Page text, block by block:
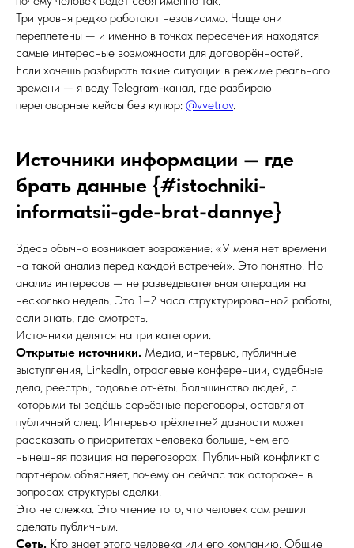
Три уровня редко работают независимо. Чаще они
переплетены — и именно в точках пересечения находятся
самые интересные возможности для договорённостей.
Если хочешь разбирать такие ситуации в режиме реального
времени — я веду Telegram-канал, где разбираю
переговорные кейсы без купюр: @vvetrov.
Источники информации — где
брать данные {#istochniki-
informatsii-gde-brat-dannye}
Здесь обычно возникает возражение: «У меня нет времени
на такой анализ перед каждой встречей». Это понятно. Но
анализ интересов — не разведывательная операция на
несколько недель. Это 1–2 часа структурированной работы,
если знать, где смотреть.
Источники делятся на три категории.
Открытые источники. Медиа, интервью, публичные
выступления, LinkedIn, отраслевые конференции, судебные
дела, реестры, годовые отчёты. Большинство людей, с
которыми ты ведёшь серьёзные переговоры, оставляют
публичный след. Интервью трёхлетней давности может
рассказать о приоритетах человека больше, чем его
нынешняя позиция на переговорах. Публичный конфликт с
партнёром объясняет, почему он сейчас так осторожен в
вопросах структуры сделки.
Это не слежка. Это чтение того, что человек сам решил
сделать публичным.
Сеть. Кто знает этого человека или его компанию. Общие